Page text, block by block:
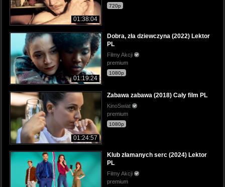
01:38:04
720p
01:19:24
Dobra, zła dziewczyna (2022) Lektor
PL
Filmy Akcji
premium
1080p
01:24:57
Zabawa zabawa (2018) Cały film PL
KinoSwiat
premium
1080p
Klub złamanych serc (2024) Lektor
PL
Filmy Akcji
premium